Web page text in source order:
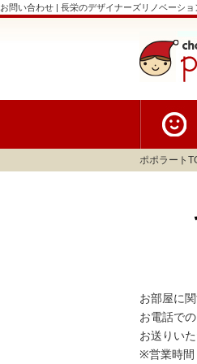
お問い合わせ | 長栄のデザイナーズリノベーシ
ポポラート
お部屋に
お電話で
お送りい
※営業時間